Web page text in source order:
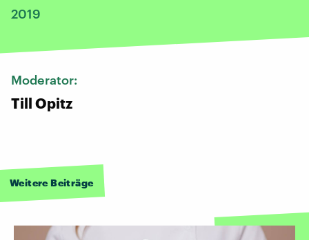
2019
Moderator:
Till Opitz
Weitere Beiträge